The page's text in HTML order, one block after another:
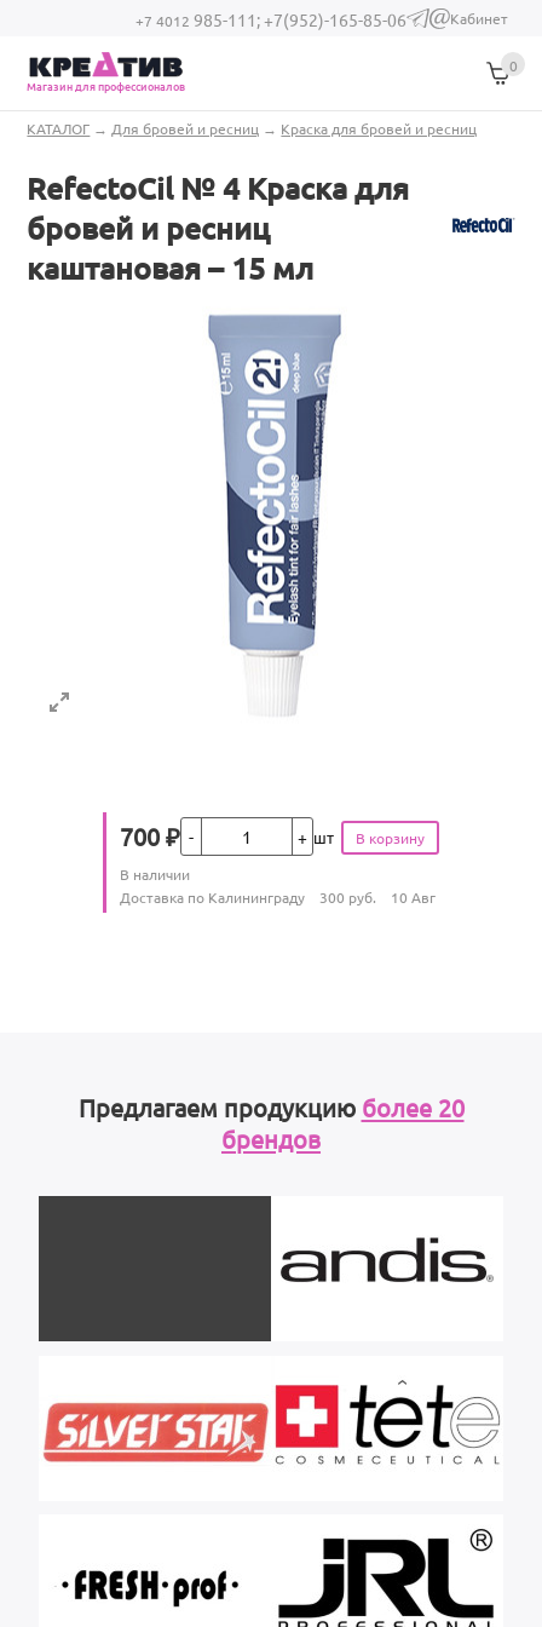
Перейти к основному содержанию
+7 4012 985-111;+7(952)-165-85-06
(link sends e-
Кабинет
Магазин для профессионалов
0
Вы здесь
КАТАЛОГ → Для бровей и ресниц → Краска для бровей и ресниц
RefectoCil № 4 Краска для
бровей и ресниц
каштановая – 15 мл
Цена
700 ₽Кол-во шт
Количество
В наличии
Условия доставки
Доставка по Калининграду 300 руб. 10 Авг
Предлагаем продукцию более 20
брендов